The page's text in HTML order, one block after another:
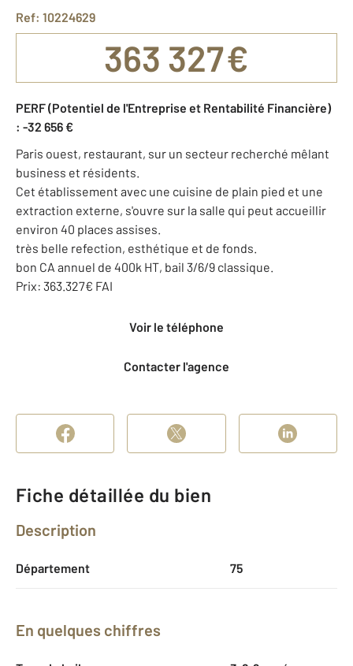
Ref: 10224629
363 327 €
PERF (Potentiel de l'Entreprise et Rentabilité Financière)
: -32 656 €
Paris ouest, restaurant, sur un secteur recherché mêlant
business et résidents.
Cet établissement avec une cuisine de plain pied et une
extraction externe, s'ouvre sur la salle qui peut accueillir
environ 40 places assises.
très belle refection, esthétique et de fonds.
bon CA annuel de 400k HT, bail 3/6/9 classique.
Prix: 363.327€ FAI
Voir le téléphone
Contacter l'agence
Fiche détaillée du bien
Description
Département 75
En quelques chiffres